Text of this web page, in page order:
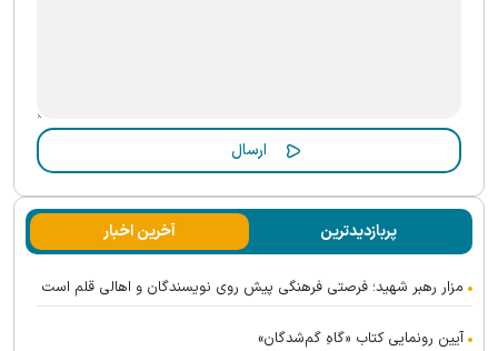
پربازدیدترین آخرین اخبار
مزار رهبر شهید؛ فرصتی فرهنگی پیش روی نویسندگان و اهالی قلم است
آیین رونمایی کتاب «گاهِ گم‌شدگان»